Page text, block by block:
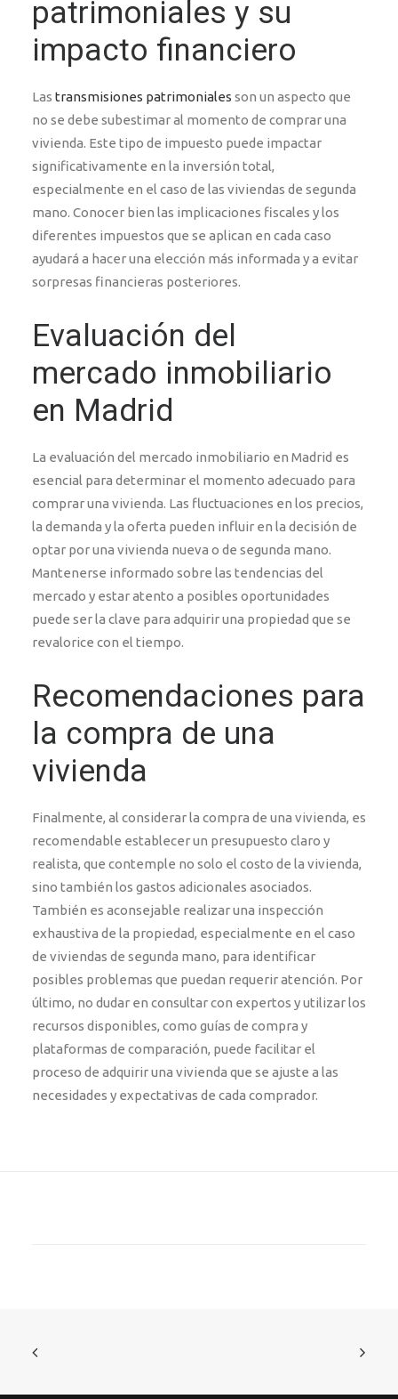
patrimoniales y su
impacto financiero
Las transmisiones patrimoniales son un aspecto que
no se debe subestimar al momento de comprar una
vivienda. Este tipo de impuesto puede impactar
significativamente en la inversión total,
especialmente en el caso de las viviendas de segunda
mano. Conocer bien las implicaciones fiscales y los
diferentes impuestos que se aplican en cada caso
ayudará a hacer una elección más informada y a evitar
sorpresas financieras posteriores.
Evaluación del
mercado inmobiliario
en Madrid
La evaluación del mercado inmobiliario en Madrid es
esencial para determinar el momento adecuado para
comprar una vivienda. Las fluctuaciones en los precios,
la demanda y la oferta pueden influir en la decisión de
optar por una vivienda nueva o de segunda mano.
Mantenerse informado sobre las tendencias del
mercado y estar atento a posibles oportunidades
puede ser la clave para adquirir una propiedad que se
revalorice con el tiempo.
Recomendaciones para
la compra de una
vivienda
Finalmente, al considerar la compra de una vivienda, es
recomendable establecer un presupuesto claro y
realista, que contemple no solo el costo de la vivienda,
sino también los gastos adicionales asociados.
También es aconsejable realizar una inspección
exhaustiva de la propiedad, especialmente en el caso
de viviendas de segunda mano, para identificar
posibles problemas que puedan requerir atención. Por
último, no dudar en consultar con expertos y utilizar los
recursos disponibles, como guías de compra y
plataformas de comparación, puede facilitar el
proceso de adquirir una vivienda que se ajuste a las
necesidades y expectativas de cada comprador.